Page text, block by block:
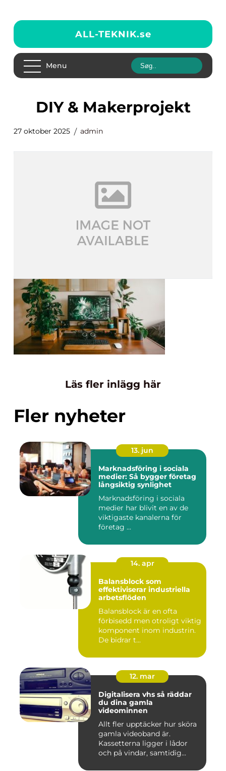
ALL-TEKNIK.se
Menu
DIY & Makerprojekt
27 oktober 2025 admin
Läs fler inlägg här
Fler nyheter
13. jun
Marknadsföring i sociala
medier: Så bygger företag
långsiktig synlighet
Marknadsföring i sociala
medier har blivit en av de
viktigaste kanalerna för
företag ...
14. apr
Balansblock som
effektiviserar industriella
arbetsflöden
Balansblock är en ofta
förbisedd men otroligt viktig
komponent inom industrin.
De bidrar t...
12. mar
Digitalisera vhs så räddar
du dina gamla
videominnen
Allt fler upptäcker hur sköra
gamla videoband är.
Kassetterna ligger i lådor
och på vindar, samtidig...